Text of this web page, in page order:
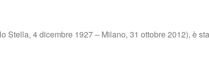
4 dicembre 1927 – Milano, 31 ottobre 2012), è